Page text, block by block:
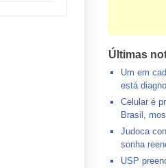
Últimas
Um em
está
Celular é
Brasil,
Judoca
sonha
USP